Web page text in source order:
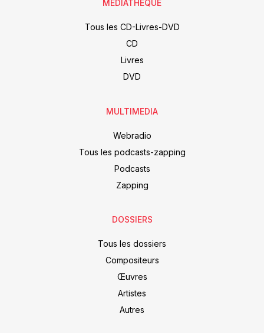
MÉDIATHÈQUE
Tous les CD-Livres-DVD
CD
Livres
DVD
MULTIMEDIA
Webradio
Tous les podcasts-zapping
Podcasts
Zapping
DOSSIERS
Tous les dossiers
Compositeurs
Œuvres
Artistes
Autres